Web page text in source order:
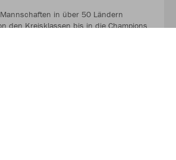
in über 50 Ländern
den Kreisklassen bis in die Champions